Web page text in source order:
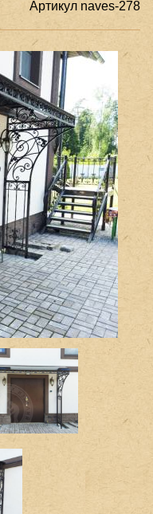
Артикул naves-278